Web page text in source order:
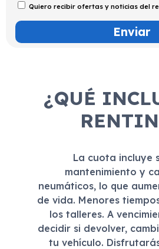
Quiero recibir ofertas y noticias del
¿QUÉ
La cuota incluye
mantenimiento y
neumáticos, lo que
de vida. Menores
los talleres. A
decidir si devolver,
tu vehículo.